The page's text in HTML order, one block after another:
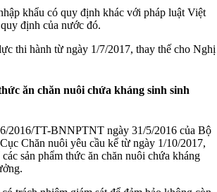
khẩu có quy định khác với pháp luật Việt
định của nước đó.
thi hành từ ngày 1/7/2017, thay thế cho Nghị
ăn chăn nuôi chứa kháng sinh sinh
2016/TT-BNNPTNT ngày 31/5/2016 của Bộ
Chăn nuôi yêu cầu kể từ ngày 1/10/2017,
sản phẩm thức ăn chăn nuôi chứa kháng